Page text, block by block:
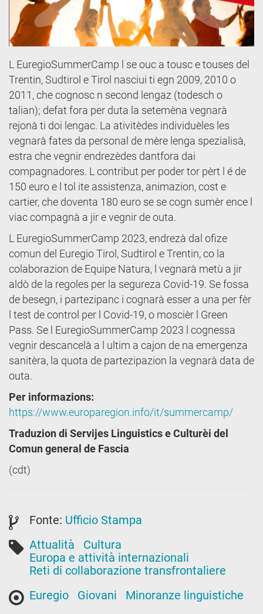
L EuregioSummerCamp l se ouc a tousc e touses del
Trentin, Sudtirol e Tirol nasciui ti egn 2009, 2010 o
2011, che cognosc n second lengaz (todesch o
talian); defat fora per duta la setemèna vegnarà
rejonà ti doi lengac. La ativitèdes individuèles les
vegnarà fates da personal de mère lenga spezialisà,
estra che vegnir endrezèdes dantfora dai
compagnadores. L contribut per poder tor pèrt l é de
150 euro e l tol ite assistenza, animazion, cost e
cartier, che doventa 180 euro se se cogn sumèr ence l
viac compagnà a jir e vegnir de outa.
L EuregioSummerCamp 2023, endrezà dal ofize
comun del Euregio Tirol, Sudtirol e Trentin, co la
colaborazion de Equipe Natura, l vegnarà metù a jir
aldò de la regoles per la segureza Covid-19. Se fossa
de besegn, i partezipanc i cognarà esser a una per fèr
l test de control per l Covid-19, o moscièr l Green
Pass. Se l EuregioSummerCamp 2023 l cognessa
vegnir descancelà a l ultim a cajon de na emergenza
sanitèra, la quota de partezipazion la vegnarà data de
outa.
Per informazions:
https://www.europaregion.info/it/summercamp/
Traduzion di Servijes Linguistics e Culturèi del
Comun general de Fascia
(cdt)
Fonte: Ufficio Stampa
Attualità
Cultura
Europa e attività internazionali
Reti di collaborazione transfrontaliere
Euregio
Giovani
Minoranze linguistiche